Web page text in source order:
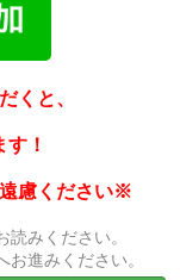
くと、
！
慮ください※
読みください。
お進みください。